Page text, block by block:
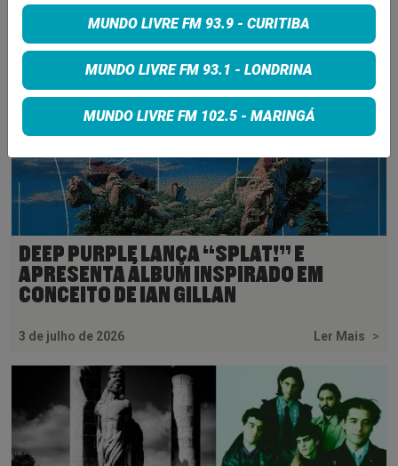
DEEP PURPLE LANÇA “SPLAT!” E
APRESENTA ÁLBUM INSPIRADO EM
CONCEITO DE IAN GILLAN
3 de julho de 2026 Ler Mais >
MUNDO LIVRE FM 93.9 - CURITIBA
MUNDO LIVRE FM 93.1 - LONDRINA
MUNDO LIVRE FM 102.5 - MARINGÁ